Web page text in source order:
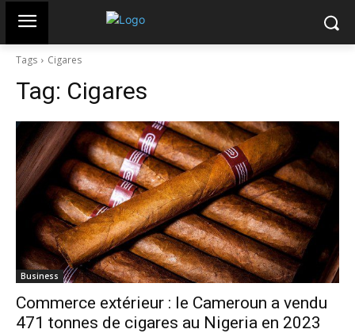
Tags Cigares
Tag: Cigares
Business
Commerce extérieur : le Cameroun a vendu
471 tonnes de cigares au Nigeria en 2023